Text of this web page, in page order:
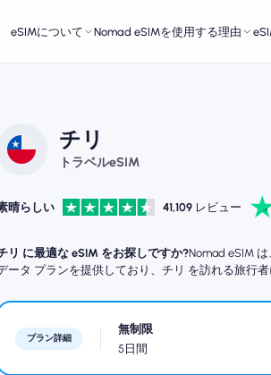
eSIMについて Nomad eSIMを使用する理由
チリ
トラベルeSIM
晴らしい 41,109 レビュー
リ に最適な eSIM をお探しですか?Nomad eSIM
ータ プランを提供しており、チリ を訪れる旅行
プラン詳細
無制限
5日間